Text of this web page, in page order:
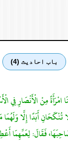
باب احادیث (4)
مِنْ الْأَنْصَارِ فِي
أَبَدًا إِلَّا
صَلَّى اللَّهُ عَلَيْهِ وَسَلَّمَ: ادْعُوا لِي